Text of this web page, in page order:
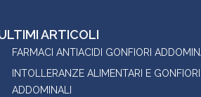
ARTICOLI
FARMACI ANTIACIDI GONFIORI
INTOLLERANZE ALIMENTARI E GONFIORI
ADDOMINALI